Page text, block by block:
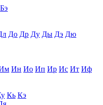
Бэ
До Др Ду Ды Дэ Дю
Ин Ио Ип Ир Ис Ит Иф
Кь Кэ